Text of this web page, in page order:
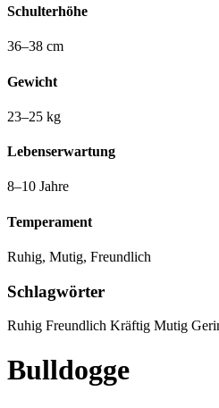
Schulterhöhe
36–38 cm
Gewicht
23–25 kg
Lebenserwartung
8–10 Jahre
Temperament
Ruhig, Mutig, Freundlich
Schlagwörter
Ruhig Freundlich Kräftig Mutig
Bulldogge